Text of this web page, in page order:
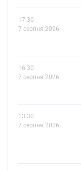
17.30
7 серпня 2026
16.30
7 серпня 2026
13.30
7 серпня 2026